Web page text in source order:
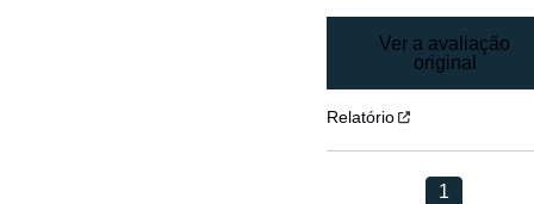
Ver a avaliação
original
Relatório
1